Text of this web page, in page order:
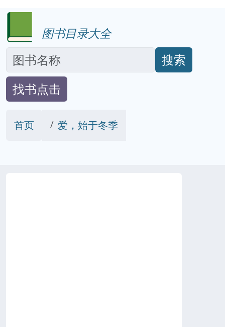
图书目录大全
搜索
找书点击
首页 爱，始于冬季